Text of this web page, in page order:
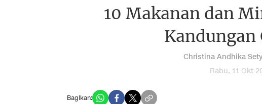
10 Makanan dan
Christina Andhika
Rabu, 11 Okt
Bagikan: